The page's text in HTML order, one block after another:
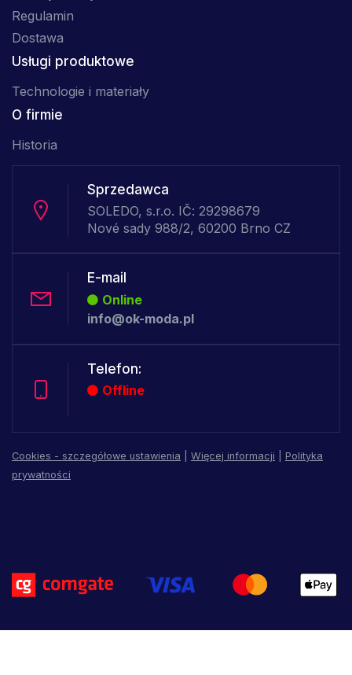
Regulamin
Dostawa
Usługi produktowe
Technologie i materiały
O firmie
Historia
Sprzedawca
SOLEDO, s.r.o. IČ: 29298679
Nové sady 988/2, 60200 Brno CZ
E-mail
Online
info@ok-moda.pl
Telefon:
Offline
Cookies - szczegółowe ustawienia Więcej informacji
Polityka
prywatności